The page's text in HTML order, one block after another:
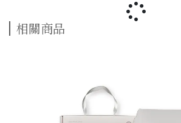
相關商品